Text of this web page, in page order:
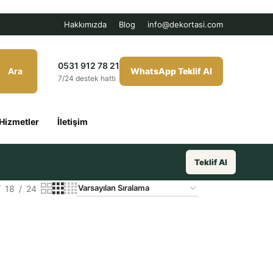
Hakkımızda Blog info@dekortasi.com
Ara
0531 912 78 21
7/24 destek hattı
WhatsApp Teklif Al
İletişim
Teklif Al
18 24